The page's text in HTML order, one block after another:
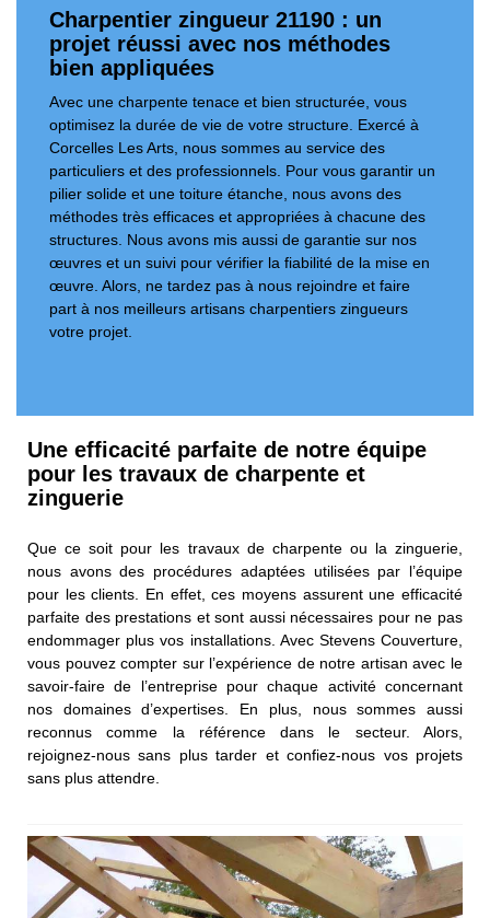
Charpentier zingueur 21190 : un
projet réussi avec nos méthodes
bien appliquées
Avec une charpente tenace et bien structurée, vous
optimisez la durée de vie de votre structure. Exercé à
Corcelles Les Arts, nous sommes au service des
particuliers et des professionnels. Pour vous garantir un
pilier solide et une toiture étanche, nous avons des
méthodes très efficaces et appropriées à chacune des
structures. Nous avons mis aussi de garantie sur nos
œuvres et un suivi pour vérifier la fiabilité de la mise en
œuvre. Alors, ne tardez pas à nous rejoindre et faire
part à nos meilleurs artisans charpentiers zingueurs
votre projet.
Une efficacité parfaite de notre équipe
pour les travaux de charpente et
zinguerie
Que ce soit pour les travaux de charpente ou la zinguerie,
nous avons des procédures adaptées utilisées par l’équipe
pour les clients. En effet, ces moyens assurent une efficacité
parfaite des prestations et sont aussi nécessaires pour ne pas
endommager plus vos installations. Avec Stevens Couverture,
vous pouvez compter sur l’expérience de notre artisan avec le
savoir-faire de l’entreprise pour chaque activité concernant
nos domaines d’expertises. En plus, nous sommes aussi
reconnus comme la référence dans le secteur. Alors,
rejoignez-nous sans plus tarder et confiez-nous vos projets
sans plus attendre.